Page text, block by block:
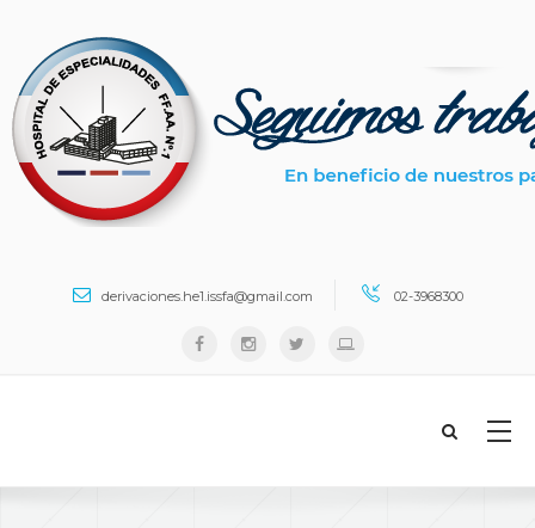
derivaciones.he1.issfa@gmail.com 02-3968300